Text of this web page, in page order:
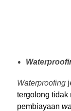
Waterproofing
tergolong tidak
pembiayaan